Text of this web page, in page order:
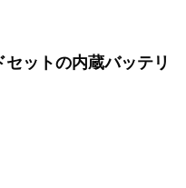
ットの内蔵バッテリ